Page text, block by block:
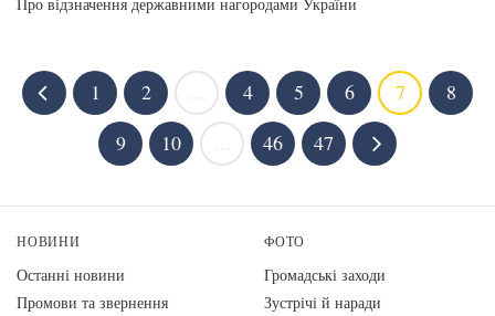
1 2 4 5 6 7
8
9
10 46 47
НОВИНИ
Останні новини
Промови та звернення
ФОТО
Громадські заходи
Зустрічі й наради